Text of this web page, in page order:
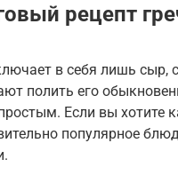
рецепт
в себя лишь
полить его
Если вы
популярное